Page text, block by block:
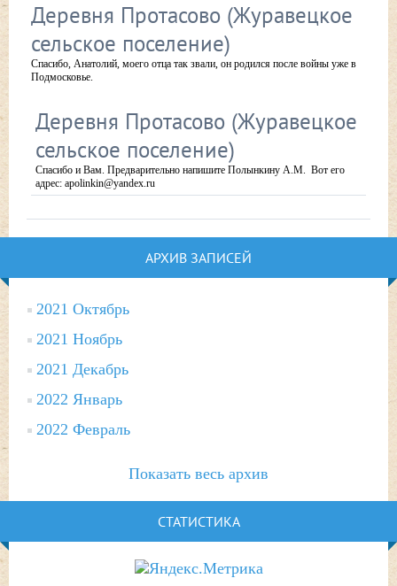
Деревня Протасово (Журавецкое
сельское поселение)
Спасибо, Анатолий, моего отца так звали, он родился после войны уже в
Подмосковье.
Деревня Протасово (Журавецкое
сельское поселение)
Спасибо и Вам. Предварительно напишите Полынкину А.М. Вот его
адрес: apolinkin@yandex.ru
АРХИВ ЗАПИСЕЙ
2021 Октябрь
2021 Ноябрь
2021 Декабрь
2022 Январь
2022 Февраль
Показать весь архив
СТАТИСТИКА